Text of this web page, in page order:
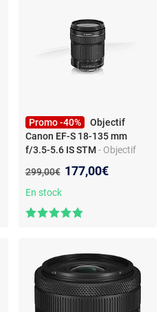
Promo -40%
Objectif
Canon EF-S 18-135 mm
f/3.5-5.6 IS STM - Objectif
standard - Monture Canon
EF-S - IS STM - 7 lamelles
Ancien prix :
299,00€ Nouveau prix :
177,00€
En stock